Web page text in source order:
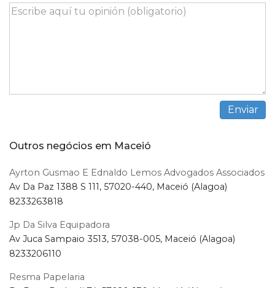
Outros negócios em Maceió
Ayrton Gusmao E Ednaldo Lemos Advogados Associados
Av Da Paz 1388 S 111, 57020-440, Maceió (Alagoa)
8233263818
Jp Da Silva Equipadora
Av Juca Sampaio 3513, 57038-005, Maceió (Alagoa)
8233206110
Resma Papelaria